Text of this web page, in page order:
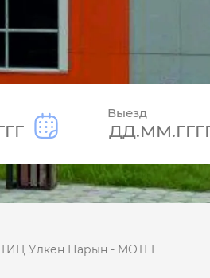
Выезд
ТИЦ Улкен Нарын - MOTEL